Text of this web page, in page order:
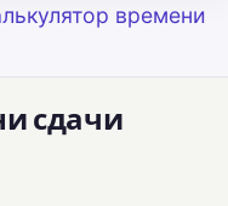
времени
сдачи